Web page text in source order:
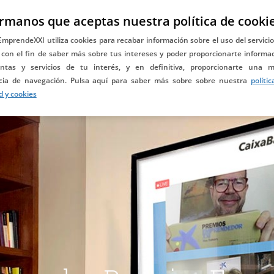
que aceptas nuestra política de
utiliza cookies para recabar información sobre el uso del
el fin de saber más sobre tus intereses y poder proporcionarte
y servicios de tu interés, y en definitiva, proporcionarte una
de navegación. Pulsa aquí para saber más sobre sobre nuestra
y cookies
DAYONE ALUMNIXXI BLOG CONTACTO ES
PT
Cootorgado
por: